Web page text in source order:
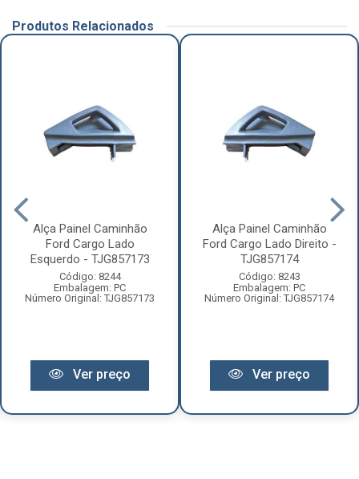
Produtos Relacionados
Alça Painel Caminhão
Ford Cargo Lado
Esquerdo - TJG857173
Código: 8244
Embalagem: PC
Número Original: TJG857173
Ver preço
Alça Painel Caminhão
Ford Cargo Lado Direito -
TJG857174
Código: 8243
Embalagem: PC
Número Original: TJG857174
Ver preço